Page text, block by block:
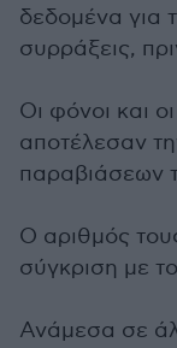
δεδομένα για
συρράξεις,
Οι φόνοι και
αποτέλεσαν
παραβιάσεων
Ο αριθμός
σύγκριση με
Ανάμεσα σε